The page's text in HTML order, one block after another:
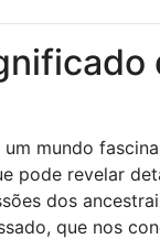
mundo
pode revelar
dos
que nos